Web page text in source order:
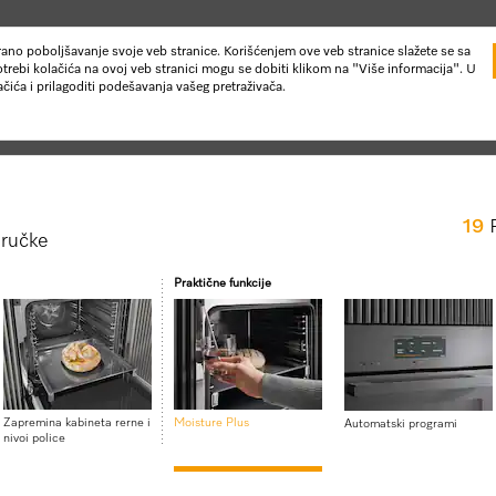
poboljšavanje svoje veb stranice. Korišćenjem ove veb stranice slažete se sa
kolačića na ovoj veb stranici mogu se dobiti klikom na "Više informacija". U
i prilagoditi podešavanja vašeg pretraživača.
i kuvanje na pari Mikrotalasne kombinovane rerne
H 7860 BPX
Rerna bez ručke
Usluge za korisnike
19
Zapremina kabineta rerne i
nivoi police
Praktične funkcije
Moisture Plus Automatski programi